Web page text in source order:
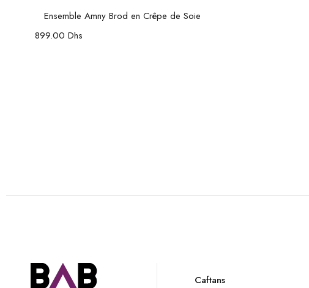
Choix des options
Ensemble Amny Brod en Crêpe de Soie
899.00 Dhs
Caftans